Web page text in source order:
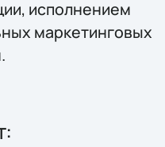
исполнением
маркетинговых